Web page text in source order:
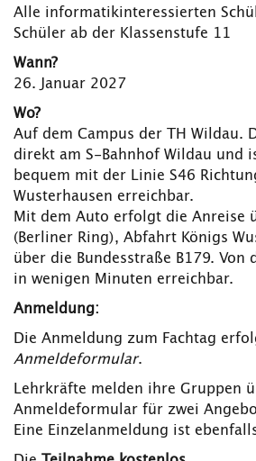
Alle informatikinteressierten
Schüler ab der Klassenstufe 11
Wann?
26. Januar 2027
Wo?
Auf dem Campus der TH Wildau.
direkt am S-Bahnhof Wildau und
bequem mit der Linie S46
Wusterhausen erreichbar.
Mit dem Auto erfolgt die Anreise
(Berliner Ring), Abfahrt Königs
über die Bundesstraße B179. Von
in wenigen Minuten erreichbar.
Anmeldung:
Die Anmeldung zum Fachtag
Anmeldeformular.
Lehrkräfte melden ihre Gruppen
Anmeldeformular für zwei
Eine Einzelanmeldung ist